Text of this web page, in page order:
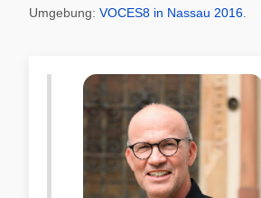
Umgebung: VOCES8 in Nassau 2016